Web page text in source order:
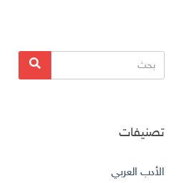
البحث
عن:
بحث
تصنيفات
الأدب العربي